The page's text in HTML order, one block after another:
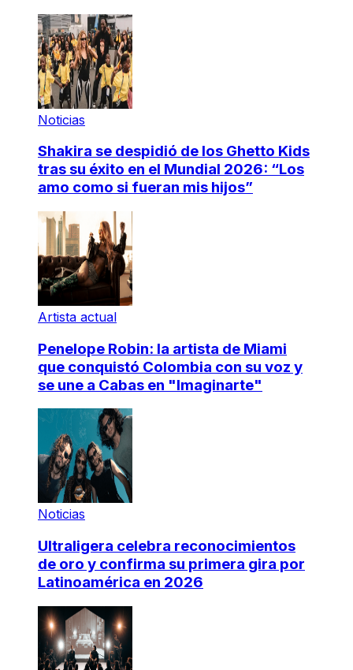
Noticias
Shakira se despidió de los Ghetto Kids
tras su éxito en el Mundial 2026: “Los
amo como si fueran mis hijos”
Artista actual
Penelope Robin: la artista de Miami
que conquistó Colombia con su voz y
se une a Cabas en "Imaginarte"
Noticias
Ultraligera celebra reconocimientos
de oro y confirma su primera gira por
Latinoamérica en 2026